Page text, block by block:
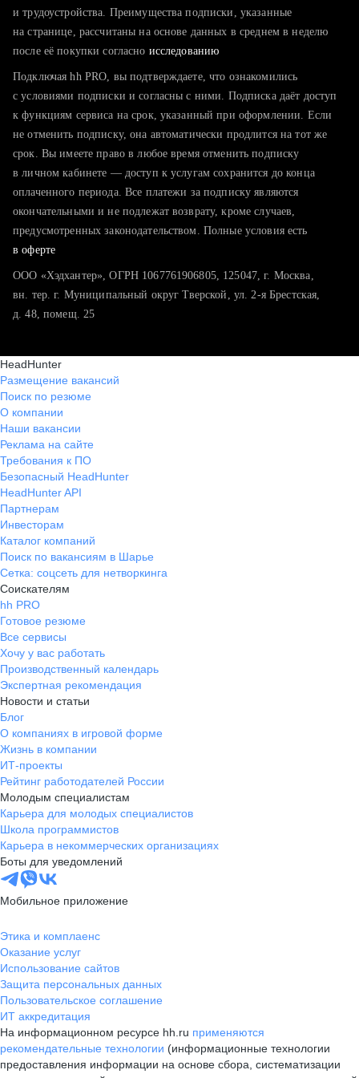
тратите много времени на поиск и вручную поднимаете
хотите сравнить себя с конкурентами и оценить шансы
и трудоустройства. Преимущества подписки, указанные
на странице, рассчитаны на основе данных в среднем в неделю
после её покупки согласно исследованию
Подключая hh PRO, вы подтверждаете, что ознакомились
с условиями подписки и согласны с ними. Подписка даёт доступ
к функциям сервиса на срок, указанный при оформлении. Если
не отменить подписку, она автоматически продлится на тот же
срок. Вы имеете право в любое время отменить подписку
в личном кабинете — доступ к услугам сохранится до конца
оплаченного периода. Все платежи за подписку являются
окончательными и не подлежат возврату, кроме случаев,
предусмотренных законодательством. Полные условия есть
в оферте
ООО «Хэдхантер», ОГРН 1067761906805, 125047, г. Москва,
вн. тер. г. Муниципальный округ Тверской, ул. 2-я Брестская,
д. 48, помещ. 25
HeadHunter
Размещение вакансий
Поиск по резюме
О компании
Наши вакансии
Реклама на сайте
Требования к ПО
Безопасный HeadHunter
HeadHunter API
Партнерам
Инвесторам
Каталог компаний
Поиск по вакансиям в Шарье
Сетка: соцсеть для нетворкинга
Соискателям
hh PRO
Готовое резюме
Все сервисы
Хочу у вас работать
Производственный календарь
Экспертная рекомендация
Новости и статьи
Блог
О компаниях в игровой форме
Жизнь в компании
ИТ-проекты
Рейтинг работодателей России
Молодым специалистам
Карьера для молодых специалистов
Школа программистов
Карьера в некоммерческих организациях
Боты для уведомлений
Мобильное приложение
Этика и комплаенс
Оказание услуг
Использование сайтов
Защита персональных данных
Пользовательское соглашение
ИТ аккредитация
На информационном ресурсе hh.ru применяются
рекомендательные технологии (информационные технологии
предоставления информации на основе сбора, систематизации